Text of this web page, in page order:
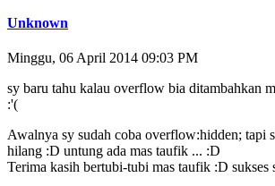
Unknown
Minggu, 06 April 2014 09:03 PM
sy baru tahu kalau overflow bia ditambahkan
:'(
Awalnya sy sudah coba overflow:hidden; tapi
hilang :D untung ada mas taufik ... :D
Terima kasih bertubi-tubi mas taufik :D sukses